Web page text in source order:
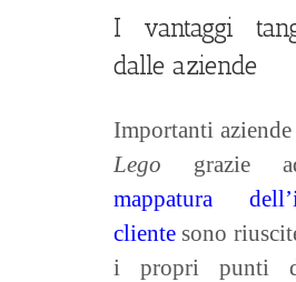
I vantaggi
dalle aziende
Importanti
Lego grazie
mappatura
clientesono
i propri punti